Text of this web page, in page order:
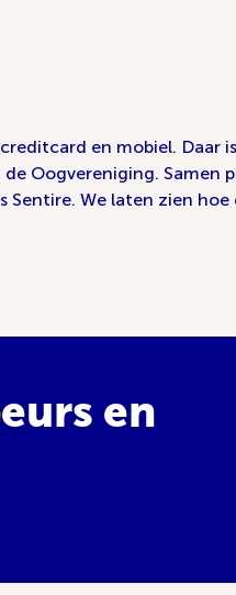
en mobiel. Daar
Oogvereniging. Samen
We laten zien
en